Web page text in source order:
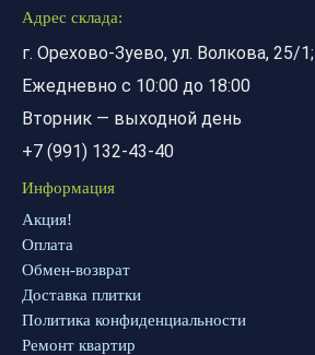
Адрес склада:
г. Орехово-Зуево, ул. Волкова, 25/1;
Ежедневно с 10:00 до 18:00
Вторник — выходной день
+7 (991) 132-43-40
Информация
Акция!
Оплата
Обмен-возврат
Доставка плитки
Политика конфиденциальности
Ремонт квартир